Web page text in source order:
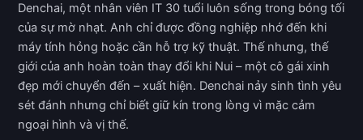
Denchai, một nhân viên IT 30 tuổi luôn sống trong bóng tối
của sự mờ nhạt. Anh chỉ được đồng nghiệp nhớ đến khi
máy tính hỏng hoặc cần hỗ trợ kỹ thuật. Thế nhưng, thế
giới của anh hoàn toàn thay đổi khi Nui – một cô gái xinh
đẹp mới chuyển đến – xuất hiện. Denchai nảy sinh tình yêu
sét đánh nhưng chỉ biết giữ kín trong lòng vì mặc cảm
ngoại hình và vị thế.